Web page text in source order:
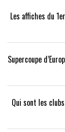
Les affiches du
Supercoupe
Qui sont les